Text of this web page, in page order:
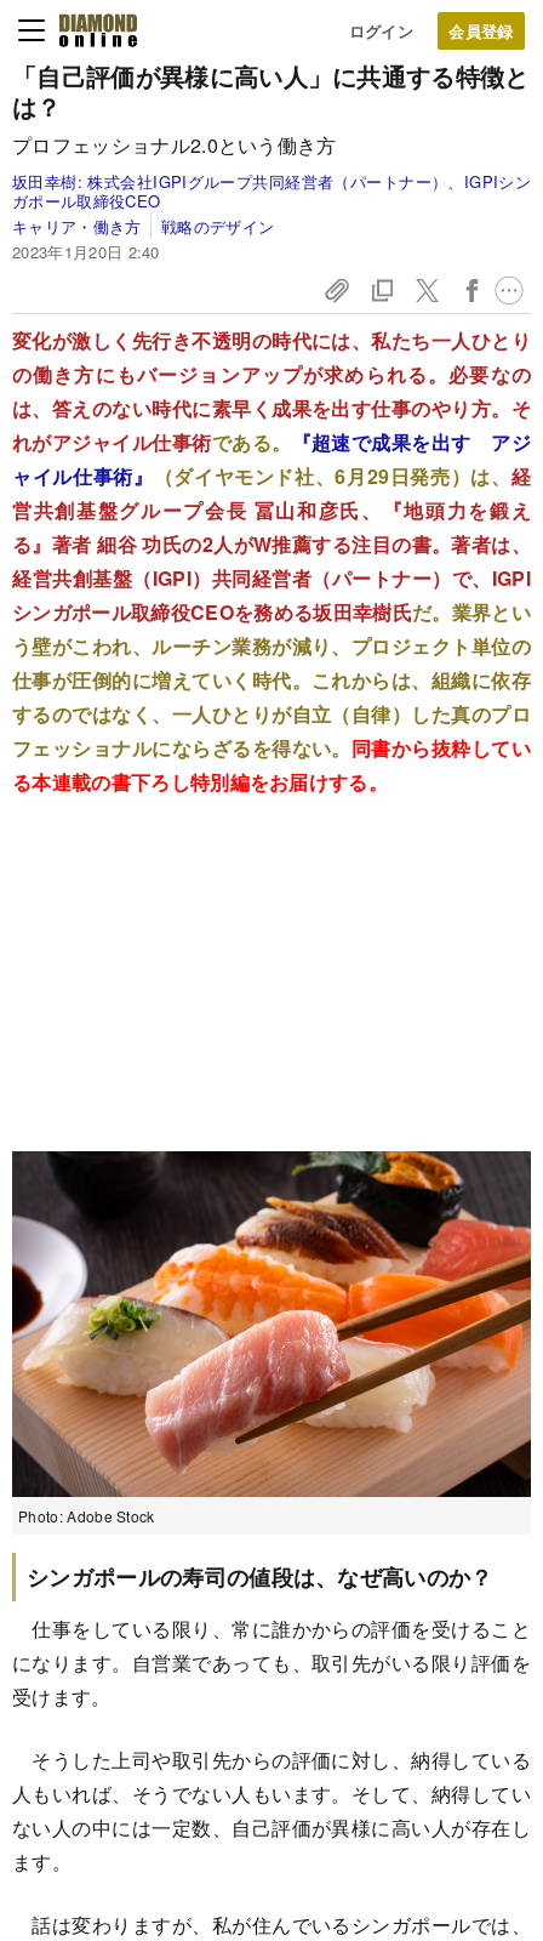
ログイン
「自己評価が異様に高い人」に共通する特徴と
は？
プロフェッショナル2.0という働き方
坂田幸樹:株式会社IGPIグループ共同経営者（パートナー）、IGPIシン
ガポール取締役CEO
キャリア・働き方
戦略のデザイン
2023年1月20日 2:40
変化が激しく先行き不透明の時代には、私たち一人ひとり
の働き方にもバージョンアップが求められる。必要なの
は、答えのない時代に素早く成果を出す仕事のやり方。そ
れがアジャイル仕事術である。
『超速で成果を出す アジ
ャイル仕事術』
（ダイヤモンド社、6月29日発売）は、 経
営共創基盤グループ会長 冨山和彦氏、『地頭力を鍛え
る』著者 細谷 功氏の2人がW推薦する注目の書。著者は、
経営共創基盤（IGPI）共同経営者（パートナー）で、IGPI
シンガポール取締役CEOを務める坂田幸樹氏だ。業界とい
う壁がこわれ、ルーチン業務が減り、プロジェクト単位の
仕事が圧倒的に増えていく時代。これからは、組織に依存
するのではなく、一人ひとりが自立（自律）した真のプロ
フェッショナルにならざるを得ない。 同書から抜粋してい
る本連載の書下ろし特別編をお届けする。
Photo: Adobe Stock
シンガポールの寿司の値段は、なぜ高いのか？
仕事をしている限り、常に誰かからの評価を受けること
になります。自営業であっても、取引先がいる限り評価を
受けます。
そうした上司や取引先からの評価に対し、納得している
人もいれば、そうでない人もいます。そして、納得してい
ない人の中には一定数、自己評価が異様に高い人が存在し
ます。
話は変わりますが、私が住んでいるシンガポールでは、